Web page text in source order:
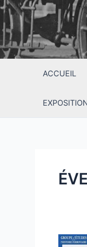
Aller
contenu
ACCUEIL
Nous